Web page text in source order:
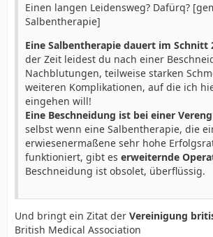
Einen langen Leidensweg? Dafürq?
Salbentherapie]
Eine Salbentherapie dauert im Schnitt
der Zeit leidest du nach einer
Nachblutungen, teilweise starken
weiteren Komplikationen, auf die ich
eingehen will!
Eine Beschneidung ist bei einer
selbst wenn eine Salbentherapie, die
erwiesenermaßene sehr hohe
funktioniert, gibt es erweiternde
Beschneidung ist obsolet, überflüssig.
Und bringt ein Zitat der Vereinigung
British Medical Association